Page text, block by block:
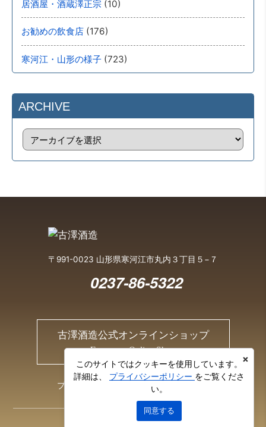
居酒屋・酒蔵澤正宗 (10)
お勧めの飲食店 (176)
寒河江・山形の様子 (723)
ARCHIVE
〒991-0023 山形県寒河江市丸内３丁目５−７
0237-86-5322
古澤酒造公式オンラインショップ
Furusawa Online Shop
プライバシーポリシー
© 2026 Furusawa Sake Brewery Co., Ltd.
このサイトではクッキーを使用しています。
詳細は、 プライバシーポリシー をご覧くださ
い。
同意する
×